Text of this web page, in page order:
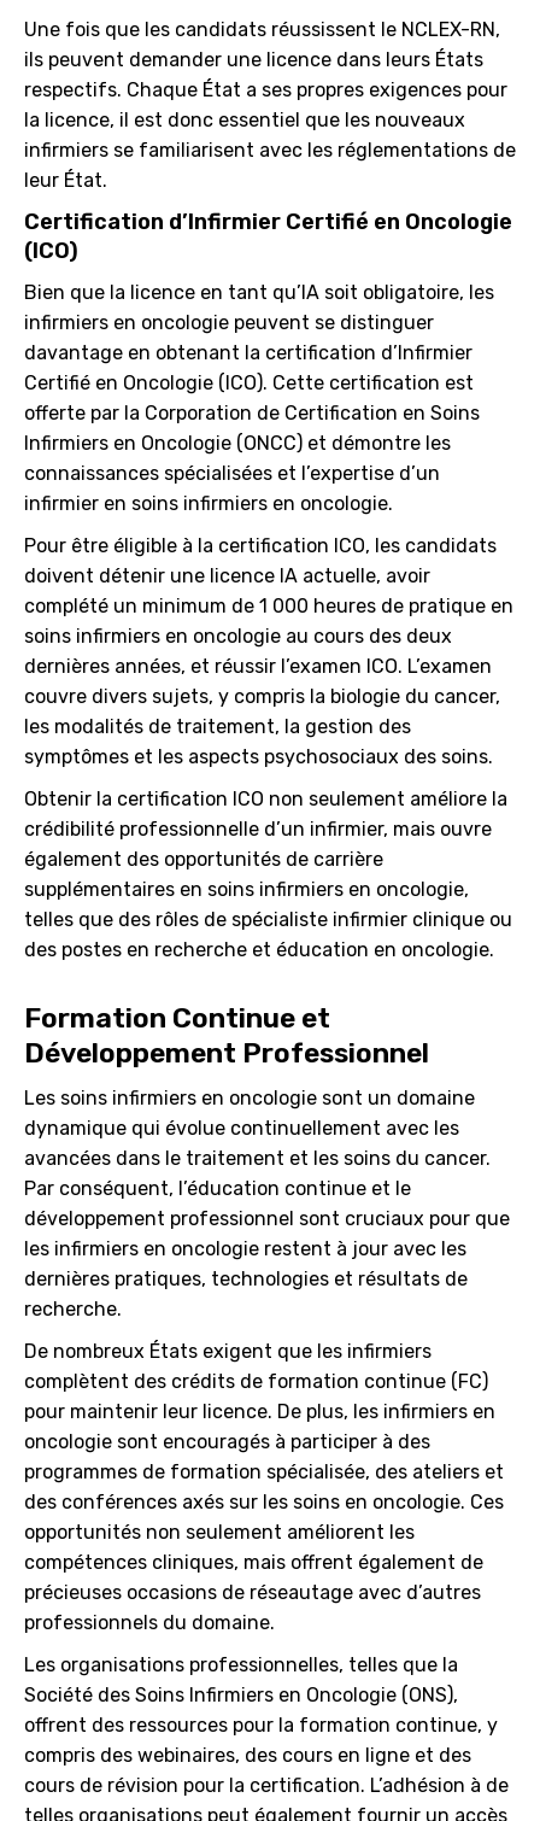
Une fois que les candidats réussissent le NCLEX-RN,
ils peuvent demander une licence dans leurs États
respectifs. Chaque État a ses propres exigences pour
la licence, il est donc essentiel que les nouveaux
infirmiers se familiarisent avec les réglementations de
leur État.
Certification d’Infirmier Certifié en Oncologie
(ICO)
Bien que la licence en tant qu’IA soit obligatoire, les
infirmiers en oncologie peuvent se distinguer
davantage en obtenant la certification d’Infirmier
Certifié en Oncologie (ICO). Cette certification est
offerte par la Corporation de Certification en Soins
Infirmiers en Oncologie (ONCC) et démontre les
connaissances spécialisées et l’expertise d’un
infirmier en soins infirmiers en oncologie.
Pour être éligible à la certification ICO, les candidats
doivent détenir une licence IA actuelle, avoir
complété un minimum de 1 000 heures de pratique en
soins infirmiers en oncologie au cours des deux
dernières années, et réussir l’examen ICO. L’examen
couvre divers sujets, y compris la biologie du cancer,
les modalités de traitement, la gestion des
symptômes et les aspects psychosociaux des soins.
Obtenir la certification ICO non seulement améliore la
crédibilité professionnelle d’un infirmier, mais ouvre
également des opportunités de carrière
supplémentaires en soins infirmiers en oncologie,
telles que des rôles de spécialiste infirmier clinique ou
des postes en recherche et éducation en oncologie.
Formation Continue et
Développement Professionnel
Les soins infirmiers en oncologie sont un domaine
dynamique qui évolue continuellement avec les
avancées dans le traitement et les soins du cancer.
Par conséquent, l’éducation continue et le
développement professionnel sont cruciaux pour que
les infirmiers en oncologie restent à jour avec les
dernières pratiques, technologies et résultats de
recherche.
De nombreux États exigent que les infirmiers
complètent des crédits de formation continue (FC)
pour maintenir leur licence. De plus, les infirmiers en
oncologie sont encouragés à participer à des
programmes de formation spécialisée, des ateliers et
des conférences axés sur les soins en oncologie. Ces
opportunités non seulement améliorent les
compétences cliniques, mais offrent également de
précieuses occasions de réseautage avec d’autres
professionnels du domaine.
Les organisations professionnelles, telles que la
Société des Soins Infirmiers en Oncologie (ONS),
offrent des ressources pour la formation continue, y
compris des webinaires, des cours en ligne et des
cours de révision pour la certification. L’adhésion à de
telles organisations peut également fournir un accès